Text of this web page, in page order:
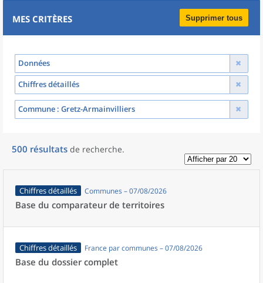
MES CRITÈRES Supprimer tous
Données
Chiffres détaillés
Commune : Gretz-Armainvilliers
500 résultats de recherche.
Chiffres détaillés Communes – 07/08/2026
Base du comparateur de territoires
Chiffres détaillés France par communes – 07/08/2026
Base du dossier complet